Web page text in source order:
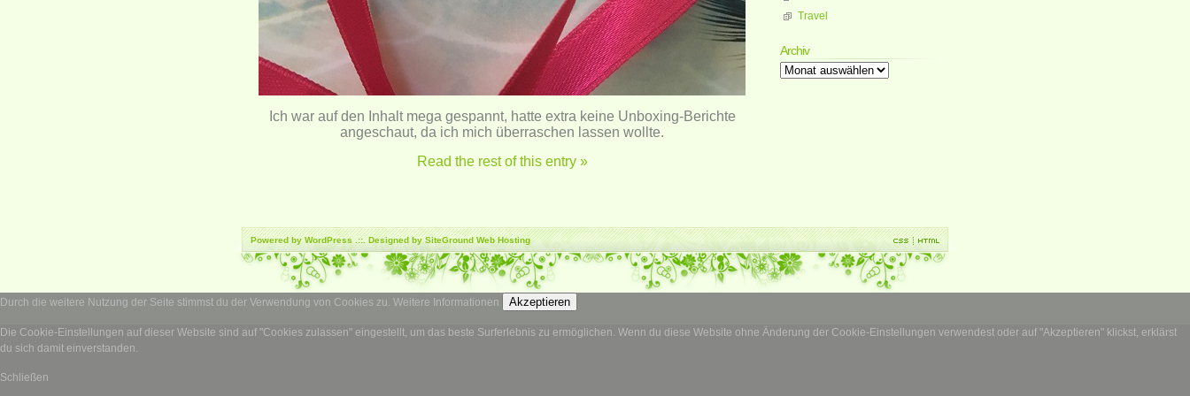
Ich war auf den Inhalt mega gespannt, hatte extra keine Unboxing-Berichte
angeschaut, da ich mich überraschen lassen wollte.
Read the rest of this entry »
Travel
Archiv
Archiv
Powered byWordPress.::. Designed by SiteGroundWeb Hosting
Durch die weitere Nutzung der Seite stimmst du der Verwendung von Cookies zu. Weitere Informationen Akzeptieren
Die Cookie-Einstellungen auf dieser Website sind auf "Cookies zulassen" eingestellt, um das beste Surferlebnis zu ermöglichen. Wenn du diese Website ohne Änderung der Cookie-Einstellungen verwendest oder auf "Akzeptieren" klickst, erklärst
du sich damit einverstanden.
Schließen